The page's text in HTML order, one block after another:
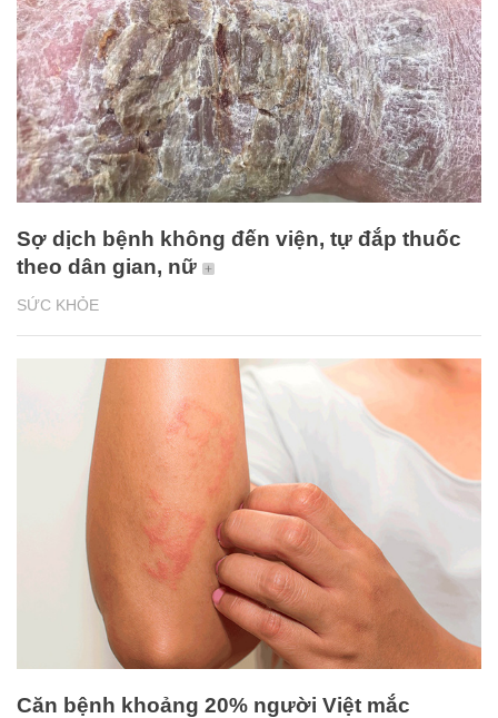
SỨC KHỎE
Sợ dịch bệnh không đến viện, tự đắp thuốc
theo dân gian, nữ
Căn bệnh khoảng 20% người Việt mắc